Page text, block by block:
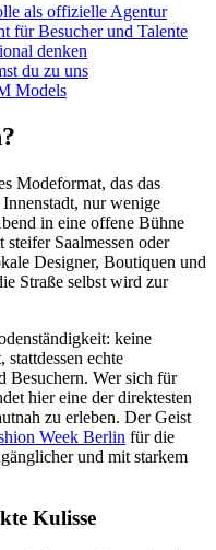
als offizielle Agentur
für Besucher und Talente
denken
du zu uns
Models
Modeformat, das das
nur wenige
in eine offene Bühne
Saalmessen oder
Designer, Boutiquen und
Straße selbst wird zur
keine
echte
Besuchern. Wer sich für
hier eine der direktesten
zu erleben. Der Geist
Week Berlin für die
und mit starkem
Kulisse